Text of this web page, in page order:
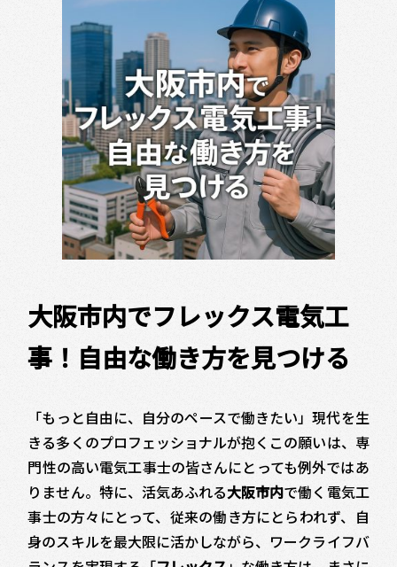
大阪市内でフレックス電気工
事！自由な働き方を見つける
「もっと自由に、自分のペースで働きたい」――現代を生
きる多くのプロフェッショナルが抱くこの願いは、専
門性の高い電気工事士の皆さんにとっても例外ではあ
りません。特に、活気あふれる大阪市内で働く電気工
事士の方々にとって、従来の働き方にとらわれず、自
身のスキルを最大限に活かしながら、ワークライフバ